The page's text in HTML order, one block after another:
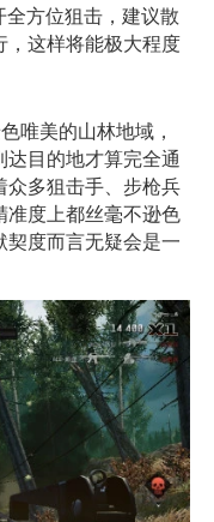
方位狙击，建议散
，这样将能极大程度
唯美的山林地域，
目的地才算完全通
众多狙击手、步枪兵
准度上都丝毫不逊色
契度而言无疑会是一